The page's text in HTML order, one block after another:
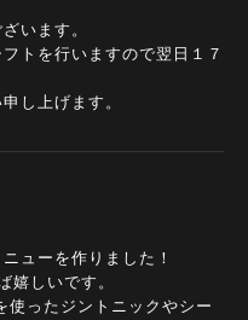
います。
トを行いますので翌日１７
し上げます。
ューを作りました！
嬉しいです。
使ったジントニックやシー